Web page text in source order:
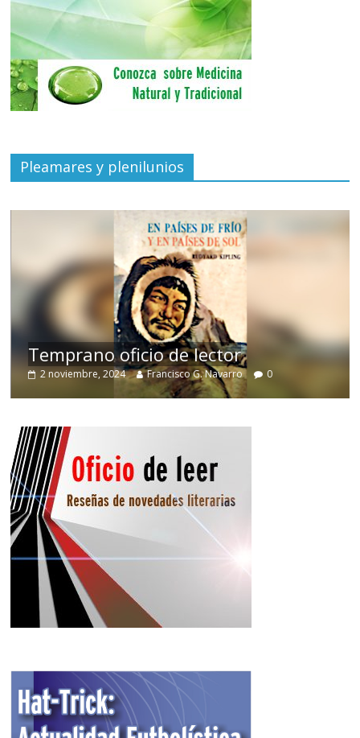
Pleamares y plenilunios
Temprano oficio de lector
2 noviembre, 2024 Francisco G. Navarro 0